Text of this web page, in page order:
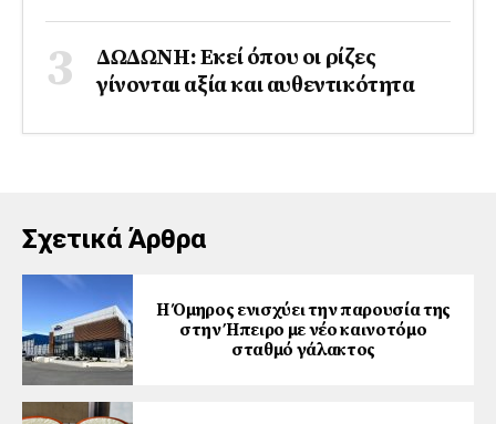
ΔΩΔΩΝΗ: Εκεί όπου οι ρίζες
γίνονται αξία και αυθεντικότητα
Σχετικά Άρθρα
Η Όμηρος ενισχύει την παρουσία της
στην Ήπειρο με νέο καινοτόμο
σταθμό γάλακτος